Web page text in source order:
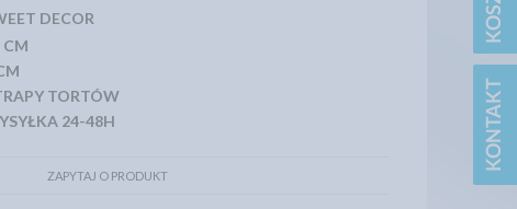
DECOR
CM
TORTÓW
24-48H
ZAPYTAJ O PRODUKT